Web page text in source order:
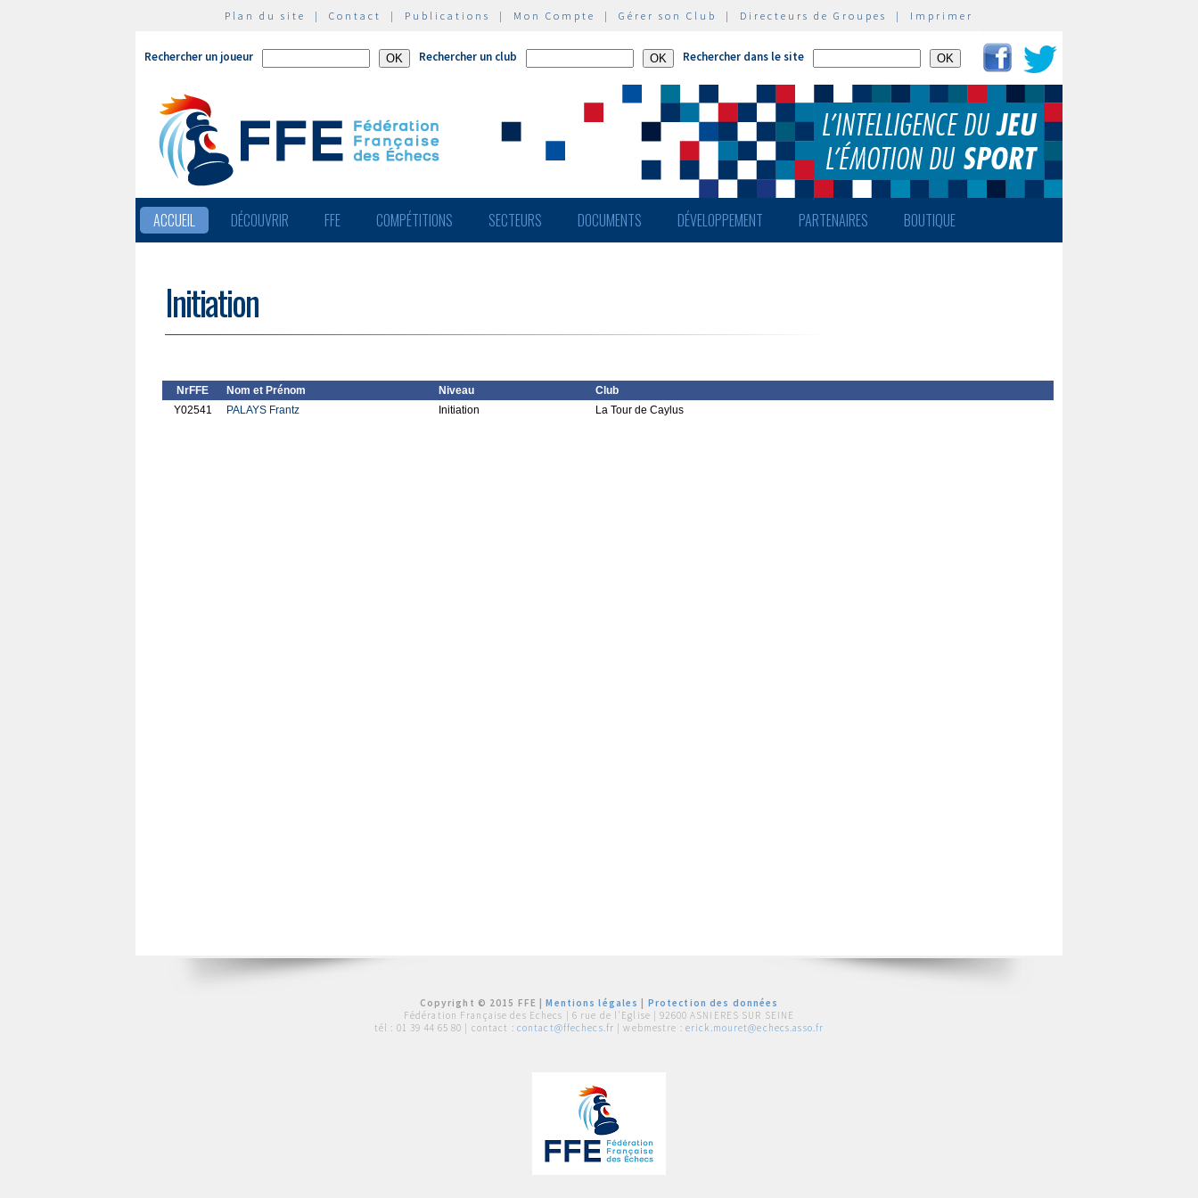
Plan du site | Contact | Publications | Mon Compte | Gérer son Club | Directeurs de Groupes | Imprimer
Rechercher un joueur Rechercher un club Rechercher dans le site
ACCUEIL DÉCOUVRIR FFE COMPÉTITIONS SECTEURS DOCUMENTS DÉVELOPPEMENT PARTENAIRES BOUTIQUE
Initiation
NrFFE Nom et Prénom Niveau
Club
Y02541
PALAYS Frantz Initiation La Tour de Caylus
Copyright © 2015 FFE |Mentions légales
Protection des données
Fédération Française des Echecs | 6 rue de l'Eglise | 92600 ASNIERES SUR SEINE
tél : 01 39 44 65 80 | contact : contact@ffechecs.fr | webmestre : erick.mouret@echecs.asso.fr